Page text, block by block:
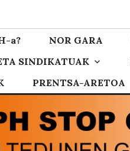
a? NOR GARA
SINDIKATUAK
PRENTSA-ARETOA